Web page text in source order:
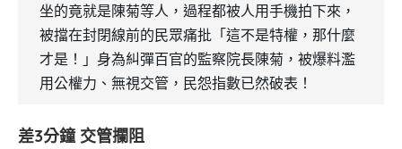
坐的竟就是陳菊等人，過程都被人用手機拍下來，
被擋在封閉線前的民眾痛批「這不是特權，那什麼
才是！」身為糾彈百官的監察院長陳菊，被爆料濫
用公權力、無視交管，民怨指數已然破表！
差3分鐘 交管攔阻